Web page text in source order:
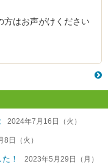
方はお声がけください
2024年7月16日（火）
日（火）
！ 2023年5月29日（月）